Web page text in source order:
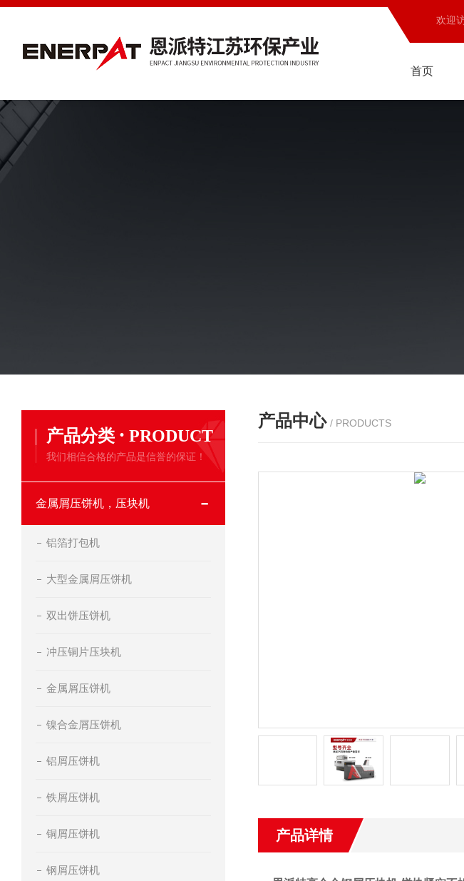
欢迎
首页
产品分类 · PRODUCT
我们相信合格的产品是信誉的保证！
金属屑压饼机，压块机
铝箔打包机
大型金属屑压饼机
双出饼压饼机
冲压铜片压块机
金属屑压饼机
镍合金屑压饼机
铝屑压饼机
铁屑压饼机
铜屑压饼机
钢屑压饼机
产品中心 / PRODUCTS
产品详情